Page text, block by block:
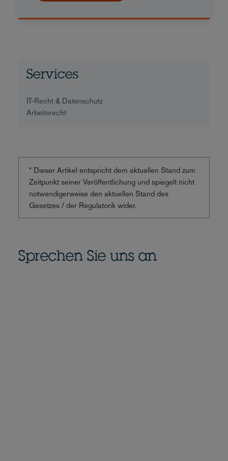
Services
IT-Recht & Datenschutz
Arbeitsrecht
* Dieser Artikel entspricht dem aktuellen Stand zum
Zeitpunkt seiner Veröffentlichung und spiegelt nicht
notwendigerweise den aktuellen Stand des
Gesetzes / der Regulatorik wider.
Sprechen Sie uns an